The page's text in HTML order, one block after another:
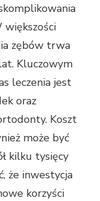
zębów trwa
Kluczowym
leczenia jest
oraz
Koszt
może być
kilku tysięcy
że inwestycja
korzyści